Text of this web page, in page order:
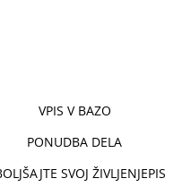
VPIS V BAZO
PONUDBA DELA
SVOJ ŽIVLJENJEPIS